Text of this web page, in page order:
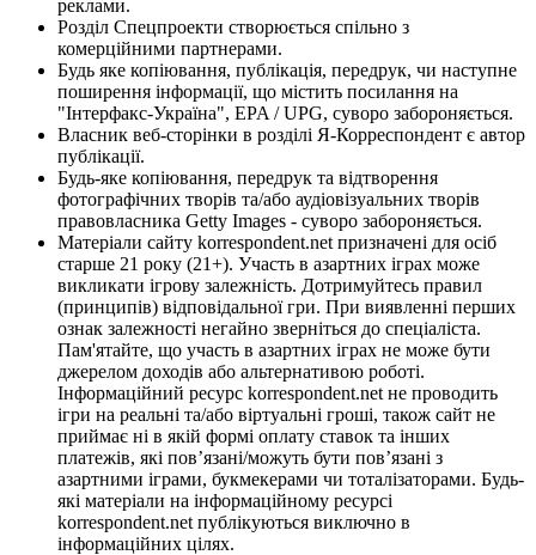
реклами.
Розділ Спецпроекти створюється спільно з
комерційними партнерами.
Будь яке копіювання, публікація, передрук, чи наступне
поширення інформації, що містить посилання на
"Інтерфакс-Україна", EPA / UPG, суворо забороняється.
Власник веб-сторінки в розділі Я-Корреспондент є автор
публікації.
Будь-яке копіювання, передрук та відтворення
фотографічних творів та/або аудіовізуальних творів
правовласника Getty Images - суворо забороняється.
Матеріали сайту korrespondent.net призначені для осіб
старше 21 року (21+). Участь в азартних іграх може
викликати ігрову залежність. Дотримуйтесь правил
(принципів) відповідальної гри. При виявленні перших
ознак залежності негайно зверніться до спеціаліста.
Пам'ятайте, що участь в азартних іграх не може бути
джерелом доходів або альтернативою роботі.
Інформаційний ресурс korrespondent.net не проводить
ігри на реальні та/або віртуальні гроші, також сайт не
приймає ні в якій формі оплату ставок та інших
платежів, які пов’язані/можуть бути пов’язані з
азартними іграми, букмекерами чи тоталізаторами. Будь-
які матеріали на інформаційному ресурсі
korrespondent.net публікуються виключно в
інформаційних цілях.